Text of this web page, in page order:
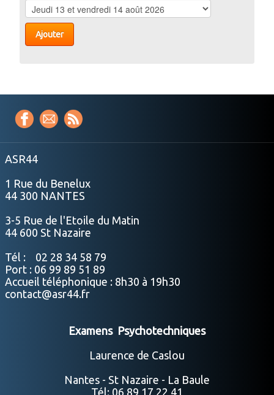
Ajouter
ASR44
1 Rue du Benelux
44 300 NANTES
3-5 Rue de l'Etoile du Matin
44 600 St Nazaire
Tél : 02 28 34 58 79
Port : 06 99 89 51 89
Accueil téléphonique : 8h30 à 19h30
contact@asr44.fr
Examens Psychotechniques
Laurence de Caslou
Nantes - St Nazaire - La Baule
Tél: 06 89 17 22 41